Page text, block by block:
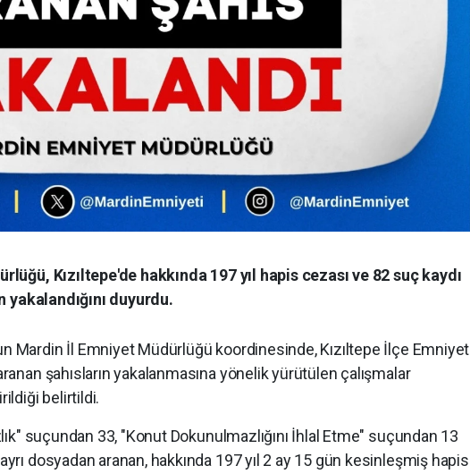
Kızıltepe'de hakkında 197 yıl hapis cezası ve 82 suç kaydı
duyurdu.
Mardin İl Emniyet Müdürlüğü koordinesinde, Kızıltepe İlçe Emniyet
şahısların yakalanmasına yönelik yürütülen çalışmalar
belirtildi.
suçundan 33, "Konut Dokunulmazlığını İhlal Etme" suçundan 13
dosyadan aranan, hakkında 197 yıl 2 ay 15 gün kesinleşmiş hapis